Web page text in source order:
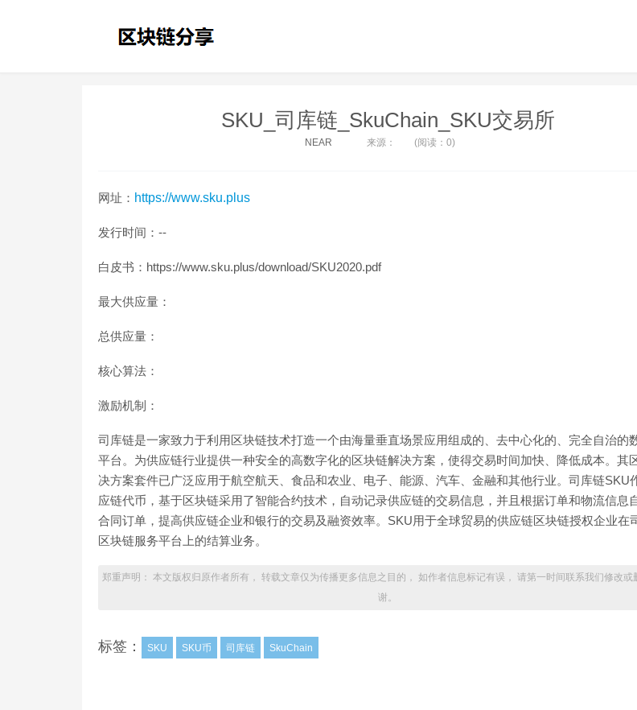
SKU_司库链_SkuChain_SKU交易所
NEAR 来源： (阅读：0)
网址： https://www.sku.plus
发行时间：--
白皮书：https://www.sku.plus/download/SKU2020.pdf
最大供应量：
总供应量：
核心算法：
激励机制：
司库链是一家致力于利用区块链技术打造一个由海量垂直场景应用组成的、去中心化的、完全自治的
平台。为供应链行业提供一种安全的高数字化的区块链解决方案，使得交易时间加快、降低成本。其
决方案套件已广泛应用于航空航天、食品和农业、电子、能源、汽车、金融和其他行业。司库链SKU
应链代币，基于区块链采用了智能合约技术，自动记录供应链的交易信息，并且根据订单和物流信息
合同订单，提高供应链企业和银行的交易及融资效率。SKU用于全球贸易的供应链区块链授权企业在
区块链服务平台上的结算业务。
郑重声明： 本文版权归原作者所有， 转载文章仅为传播更多信息之目的， 如作者信息标记有误， 请第一时间联系我们修改或
谢。
标签： SKU SKU币 司库链 SkuChain